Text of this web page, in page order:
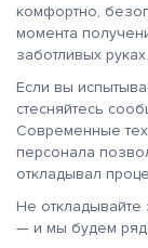
комфортно,
момента
заботливых руках.
Если вы
стесняйтесь
Современные
персонала
откладывал
Не
— и мы будем